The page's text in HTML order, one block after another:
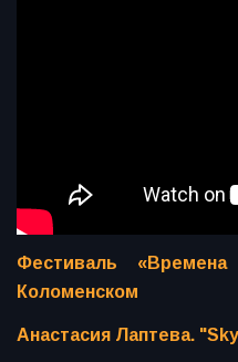
Фестиваль
Коломенском
Анастасия Лаптева.